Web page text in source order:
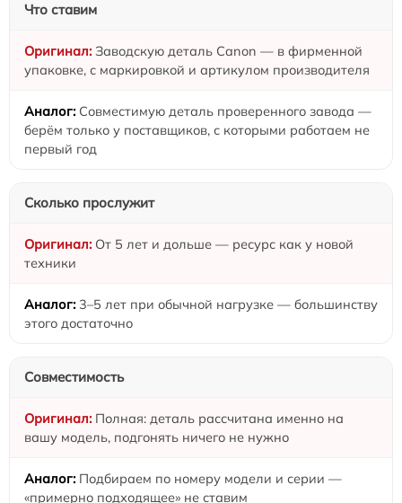
Что ставим
Заводскую деталь Canon — в фирменной
упаковке, с маркировкой и артикулом производителя
Совместимую деталь проверенного завода —
берём только у поставщиков, с которыми работаем не
первый год
Сколько прослужит
От 5 лет и дольше — ресурс как у новой
техники
3–5 лет при обычной нагрузке — большинству
этого достаточно
Совместимость
Полная: деталь рассчитана именно на
вашу модель, подгонять ничего не нужно
Подбираем по номеру модели и серии —
«примерно подходящее» не ставим